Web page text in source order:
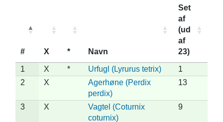
# X * Navn
Set
af
(ud
af
23)
1 X * Urfugl (Lyrurus tetrix)
1
2
X
Agerhøne (Perdix
perdix)
13
3 X
Vagtel (Coturnix
coturnix)
9